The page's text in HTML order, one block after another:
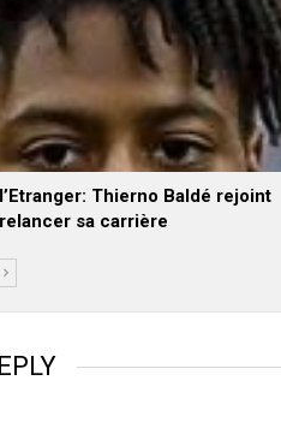
Thierno Baldé rejoint
sa carrière